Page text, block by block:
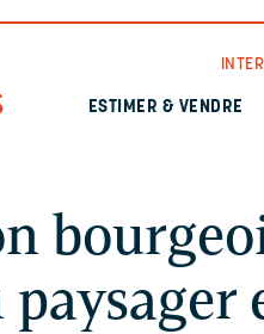
ESTIMER & VENDRE